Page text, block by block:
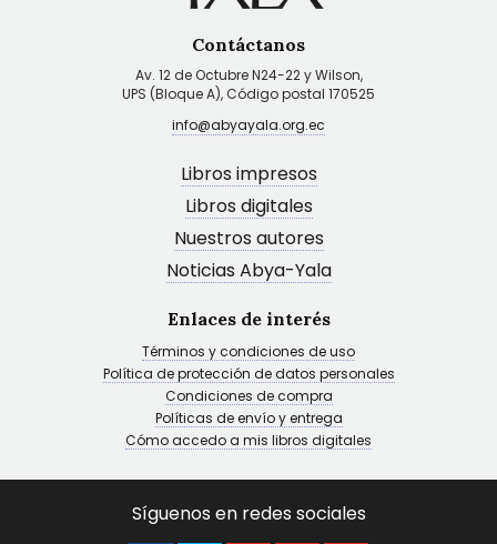
Contáctanos
Av. 12 de Octubre N24-22 y Wilson,
UPS (Bloque A), Código postal 170525
info@abyayala.org.ec
Libros impresos
Libros digitales
Nuestros autores
Noticias Abya-Yala
Enlaces de interés
Términos y condiciones de uso
Política de protección de datos personales
Condiciones de compra
Políticas de envío y entrega
Cómo accedo a mis libros digitales
Síguenos en redes sociales